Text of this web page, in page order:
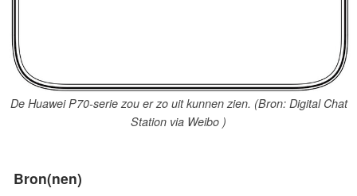
De Huawei P70-serie zou er zo uit kunnen zien. (Bron: Digital Chat
Station via Weibo )
Bron(nen)